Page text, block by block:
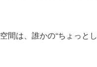
空間は、誰かの“ちょっと